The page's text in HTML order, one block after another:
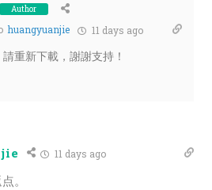
Author
huangyuanjie 11 days ago
重新下載，謝謝支持！
11 days ago
。